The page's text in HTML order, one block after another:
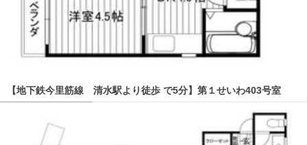
【地下鉄今里筋線 清水駅より徒歩 で5分】第１せいわ403号室